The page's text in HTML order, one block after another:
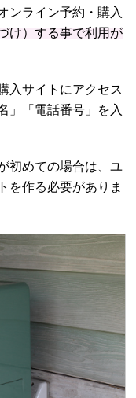
ンライン予約・購入
け）する事で利用が
入サイトにアクセス
」「電話番号」を入
初めての場合は、ユ
を作る必要がありま